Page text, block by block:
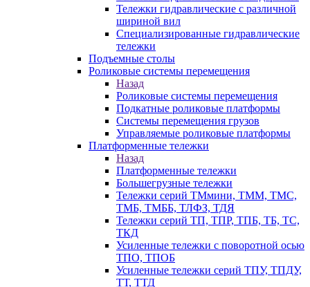
Тележки гидравлические с различной
шириной вил
Специализированные гидравлические
тележки
Подъемные столы
Роликовые системы перемещения
Назад
Роликовые системы перемещения
Подкатные роликовые платформы
Системы перемещения грузов
Управляемые роликовые платформы
Платформенные тележки
Назад
Платформенные тележки
Большегрузные тележки
Тележки серий ТМмини, ТММ, ТМС,
ТМБ, ТМББ, ТЛФЗ, ТДЯ
Тележки серий ТП, ТПР, ТПБ, ТБ, ТС,
ТКД
Усиленные тележки с поворотной осью
ТПО, ТПОБ
Усиленные тележки серий ТПУ, ТПДУ,
ТТ, ТТД